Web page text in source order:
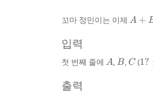
꼬마 정민이는 이제 A
A +
입력
첫 번째 줄에 A
A , B
B,C
C(1?
출력